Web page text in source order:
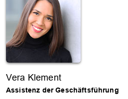
Vera Klement
Assistenz der Geschäftsführung